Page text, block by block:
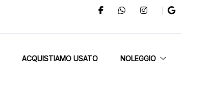
ACQUISTIAMO USATO NOLEGGIO